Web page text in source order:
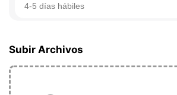
4-5 días hábiles
Subir Archivos